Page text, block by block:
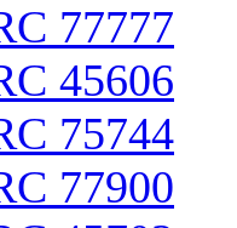
77777
45606
75744
77900